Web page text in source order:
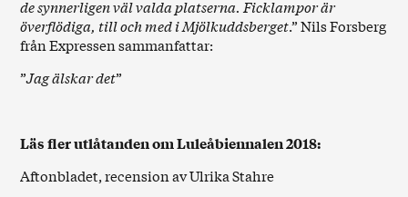
de synnerligen väl valda platserna. Ficklampor är
överflödiga, till och med i Mjölkuddsberget.” Nils Forsberg
från Expressen sammanfattar:
”Jag älskar det”
Läs fler utlåtanden om Luleåbiennalen 2018:
Aftonbladet, recension av Ulrika Stahre